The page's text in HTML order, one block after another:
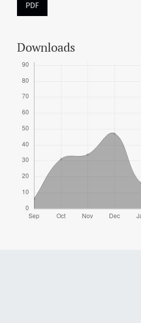
PDF
Downloads